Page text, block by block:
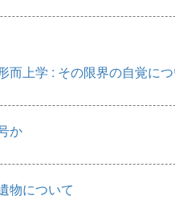
而上学 : その限界の自覚に
か
物について